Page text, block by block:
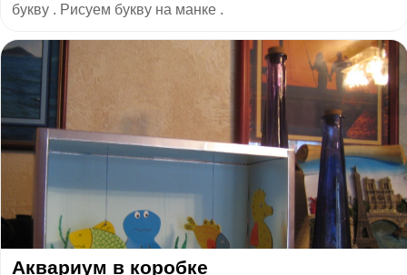
букву . Рисуем букву на манке .
Аквариум в коробке